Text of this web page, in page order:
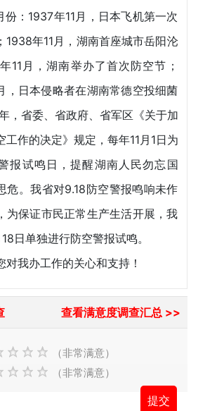
份：1937年11月，日本飞机第一次
1938年11月，湖南首座城市岳阳沦
11月，湖南举办了首次防空节；
，日本侵略者在湖南常德空投细菌
，省委、省政府、省军区《关于加
工作的决定》规定，每年11月1日为
报试鸣日，提醒湖南人民勿忘国
危。我省对9.18防空警报鸣响未作
为保证市民正常生产生活开展，我
日单独进行防空警报试鸣。
我办工作的关心和支持！
查看满意度调查汇总 >>
（非常满意）
（非常满意）